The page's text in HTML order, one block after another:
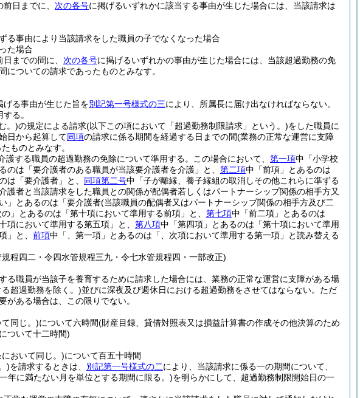
日までに、 次の各号に掲げるいずれかに該当する事由が生じた場合には、当該請求は
る事由により当該請求をした職員の子でなくなった場合
た場合
までの間に、 次の各号に掲げるいずれかの事由が生じた場合には、当該超過勤務の免
ついての請求であったものとみなす。
げる事由が生じた旨を別記第一号様式の三により、所属長に届け出なければならない。
る。
。)の規定による請求(以下この項において「超過勤務制限請求」という。)をした職員に
日から起算して同項の請求に係る期間を経過する日までの間(業務の正常な運営に支障
ものとみなす。
護する職員の超過勤務の免除について準用する。 この場合において、 第一項中「小学校
は「要介護者のある職員が当該要介護者を介護」と、 第二項中「前項」とあるのは
は「要介護者」と、 同項第二号中「子が離縁、養子縁組の取消しその他これらに準ずる
者と当該請求をした職員との関係が配偶者若しくはパートナーシップ関係の相手方又
」とあるのは「要介護者(当該職員の配偶者又はパートナーシップ関係の相手方及び二
」とあるのは「第十項において準用する前項」と、 第七項中「前二項」とあるのは
項において準用する第五項」と、 第八項中「第四項」とあるのは「第十項において準用
」と、 前項中「、第一項」とあるのは「、次項において準用する第一項」と読み替える
程四二・令四水管規程三九・令七水管規程四・一部改正)
る職員が当該子を養育するために請求した場合には、業務の正常な運営に支障がある場
超過勤務を除く。)並びに深夜及び週休日における超過勤務をさせてはならない。 ただ
がある場合は、この限りでない。
同じ。)について六時間(財産目録、貸借対照表又は損益計算書の作成その他決算のため
ついて十二時間)
おいて同じ。)について百五十時間
)を請求するときは、 別記第一号様式の二により、当該請求に係る一の期間について、
年に満たない月を単位とする期間に限る。)を明らかにして、超過勤務制限開始日の一